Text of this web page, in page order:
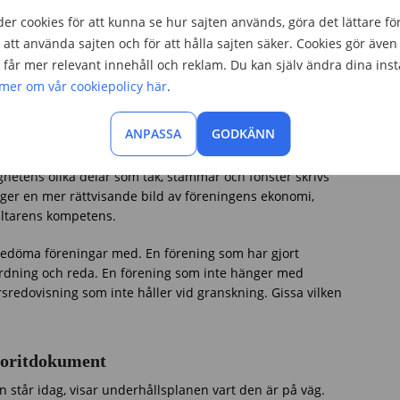
cookies för att kunna se hur sajten används, göra det lättare
att använda sajten och för att hålla sajten säker. Cookies gör
får mer relevant innehåll och reklam. Du kan själv ändra dina
om vår cookiepolicy här.
ANPASSA GODKÄNN
rätt avgift – en som faktiskt speglar föreningens
attraktiv ur bankens perspektiv. Det är kontraintuitivt,
ditt bolån än en konstlat låg.
enligt K3-regelverket. Det innebär bland annat
olika delar som tak, stammar och fönster skrivs
en mer rättvisande bild av föreningens ekonomi,
kompetens.
föreningar med. En förening som har gjort
och reda. En förening som inte hänger med
som inte håller vid granskning. Gissa vilken
står idag, visar underhållsplanen vart den är på väg.